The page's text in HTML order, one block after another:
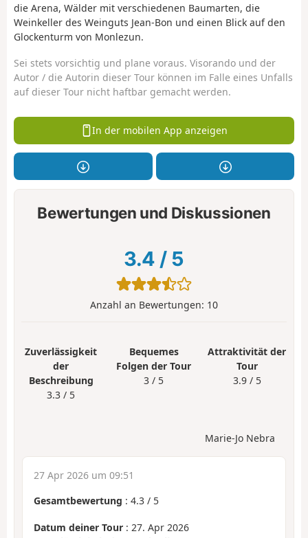
die Arena, Wälder mit verschiedenen Baumarten, die
Weinkeller des Weinguts Jean-Bon und einen Blick auf den
Glockenturm von Monlezun.
Sei stets vorsichtig und plane voraus. Visorando und der
Autor / die Autorin dieser Tour können im Falle eines Unfalls
auf dieser Tour nicht haftbar gemacht werden.
In der mobilen App anzeigen
Bewertungen und Diskussionen
3.4 / 5
Anzahl an Bewertungen: 10
Zuverlässigkeit
der
Beschreibung
3.3 / 5
Bequemes
Folgen der Tour
3 / 5
Attraktivität der
Tour
3.9 / 5
Marie-Jo Nebra
27 Apr 2026 um 09:51
Gesamtbewertung : 4.3 / 5
Datum deiner Tour : 27. Apr 2026